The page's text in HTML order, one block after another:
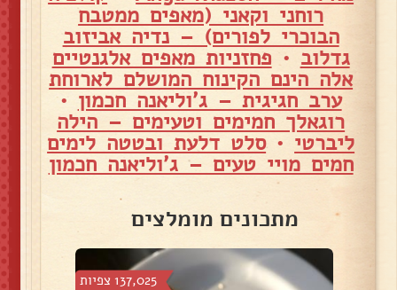
רוחני וקאני (מאפים ממטבח
הבוכרי לפורים) – נדיה אביזוב
גדלוב • פחזניות מאפים אלגנטיים
אלה הינם הקינוח המושלם לארוחת
ערב חגיגית – ג'וליאנה חכמון •
רוגאלך חמימים וטעימים – הילה
ליברטי •סלט דלעת ובטטה לימים
חמים מויי טעים – ג'וליאנה חכמון
מתכונים מומלצים
137,025 צפיות